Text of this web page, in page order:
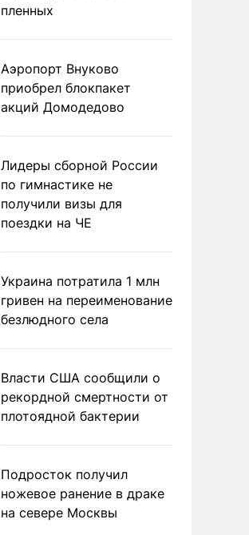
пленных
Аэропорт Внуково
приобрел блокпакет
акций Домодедово
Лидеры сборной России
по гимнастике не
получили визы для
поездки на ЧЕ
Украина потратила 1 млн
гривен на переименование
безлюдного села
Власти США сообщили о
рекордной смертности от
плотоядной бактерии
Подросток получил
ножевое ранение в драке
на севере Москвы